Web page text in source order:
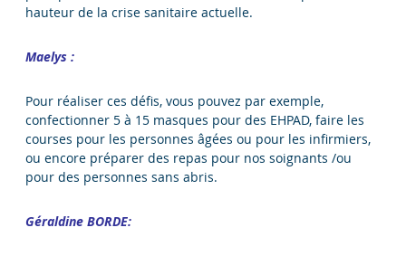
hauteur de la crise sanitaire actuelle.
Maelys :
Pour réaliser ces défis, vous pouvez par exemple,
confectionner 5 à 15 masques pour des EHPAD, faire les
courses pour les personnes âgées ou pour les infirmiers,
ou encore préparer des repas pour nos soignants /ou
pour des personnes sans abris.
Géraldine BORDE: